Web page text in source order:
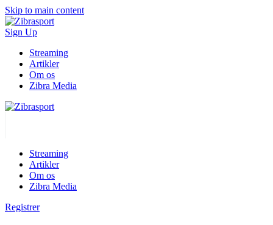
Skip to main content
Sign Up
Streaming
Artikler
Om os
Zibra Media
Streaming
Artikler
Om os
Zibra Media
Registrer